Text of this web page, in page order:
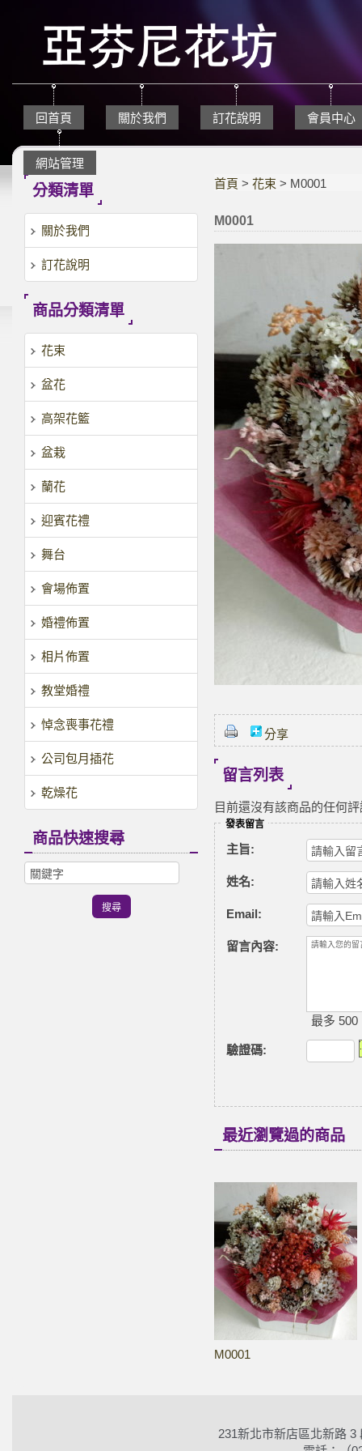
回首頁 關於我們 訂花說明 會員中心
網站管理
分類清單
關於我們
訂花說明
商品分類清單
花束
盆花
高架花籃
盆栽
蘭花
迎賓花禮
舞台
會場佈置
婚禮佈置
相片佈置
教堂婚禮
悼念喪事花禮
公司包月插花
乾燥花
商品快速搜尋
首頁 >花束 > M0001
M0001
分享
留言列表
目前還沒有該商品的任何
發表留言
主旨:
姓名:
Email:
留言內容:
最多 500
驗證碼:
最近瀏覽過的商品
M0001
231新北市新店區北新路